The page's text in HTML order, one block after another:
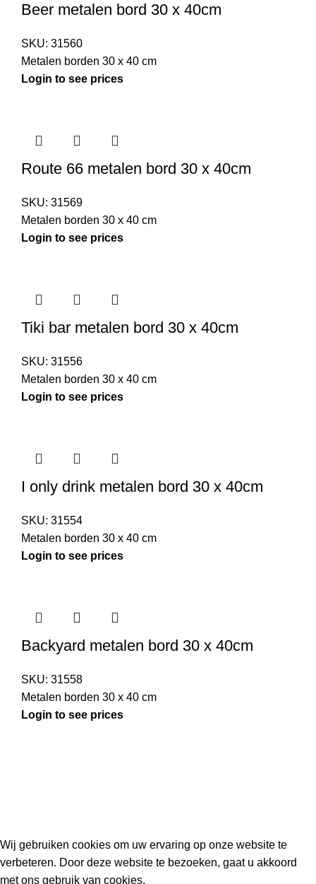
Beer metalen bord 30 x 40cm
SKU: 31560
Metalen borden 30 x 40 cm
Login to see prices
Route 66 metalen bord 30 x 40cm
SKU: 31569
Metalen borden 30 x 40 cm
Login to see prices
Tiki bar metalen bord 30 x 40cm
SKU: 31556
Metalen borden 30 x 40 cm
Login to see prices
I only drink metalen bord 30 x 40cm
SKU: 31554
Metalen borden 30 x 40 cm
Login to see prices
Backyard metalen bord 30 x 40cm
SKU: 31558
Metalen borden 30 x 40 cm
Login to see prices
Wij gebruiken cookies om uw ervaring op onze website te
verbeteren. Door deze website te bezoeken, gaat u akkoord
met ons gebruik van cookies.